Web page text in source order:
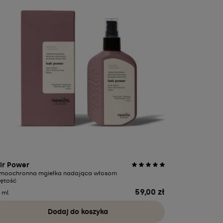
Power
mgiełka nadająca włosom
ml
Cena
59,00 zł
Dodaj do koszyka